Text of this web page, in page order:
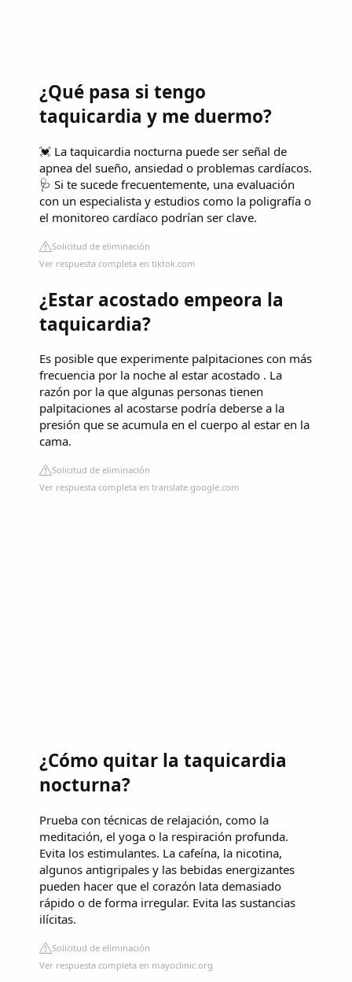
¿Qué pasa si tengo
taquicardia y me duermo?
💓 La taquicardia nocturna puede ser señal de
apnea del sueño, ansiedad o problemas cardíacos.
🩺 Si te sucede frecuentemente, una evaluación
con un especialista y estudios como la poligrafía o
el monitoreo cardíaco podrían ser clave.
Solicitud de eliminación
Ver respuesta completa en tiktok.com
¿Estar acostado empeora la
taquicardia?
Es posible que experimente palpitaciones con más
frecuencia por la noche al estar acostado . La
razón por la que algunas personas tienen
palpitaciones al acostarse podría deberse a la
presión que se acumula en el cuerpo al estar en la
cama.
Solicitud de eliminación
Ver respuesta completa en translate.google.com
¿Cómo quitar la taquicardia
nocturna?
Prueba con técnicas de relajación, como la
meditación, el yoga o la respiración profunda.
Evita los estimulantes. La cafeína, la nicotina,
algunos antigripales y las bebidas energizantes
pueden hacer que el corazón lata demasiado
rápido o de forma irregular. Evita las sustancias
ilícitas.
Solicitud de eliminación
Ver respuesta completa en mayoclinic.org